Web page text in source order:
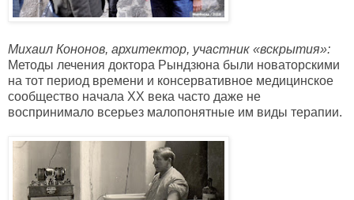
Михаил Кононов, архитектор, участник «вскрытия»:
Методы лечения доктора Рындзюна были новаторскими
на тот период времени и консервативное медицинское
сообщество начала XX века часто даже не
воспринимало всерьез малопонятные им виды терапии.